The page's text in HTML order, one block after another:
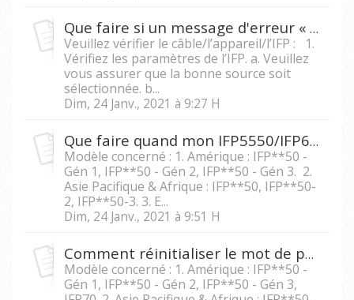
Que faire si un message d'erreur « Aucun signal » apparaît sur mon IFP quand je le branche à un appareil externe ?
Veuillez vérifier le câble/l’appareil/l’IFP : 1.
Vérifiez les paramètres de l’IFP. a. Veuillez
vous assurer que la bonne source soit
sélectionnée. b...
Dim, 24 Janv., 2021 à 9:27 H
Que faire quand mon IFP5550/IFP6550/IFP 7550/IFP8650 affiche un message « L'appareil est verrouillé, veuillez utiliser une clé U pour le déverrouiller ? »
Modèle concerné : 1. Amérique : IFP**50 -
Gén 1, IFP**50 - Gén 2, IFP**50 - Gén 3. 2.
Asie Pacifique & Afrique : IFP**50, IFP**50-
2, IFP**50-3. 3. E...
Dim, 24 Janv., 2021 à 9:51 H
Comment réinitialiser le mot de passe de l'écran de verrouillage sur le IFP5550/IFP6550/IFP7550/IFP8650 ?
Modèle concerné : 1. Amérique : IFP**50 -
Gén 1, IFP**50 - Gén 2, IFP**50 - Gén 3,